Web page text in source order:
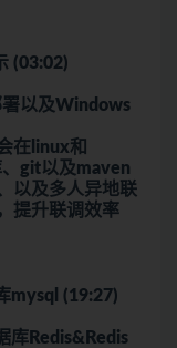
(03:02)
以及Windows
在linux和
git以及maven
以及多人异地联
提升联调效率
mysql (19:27)
库Redis&Redis